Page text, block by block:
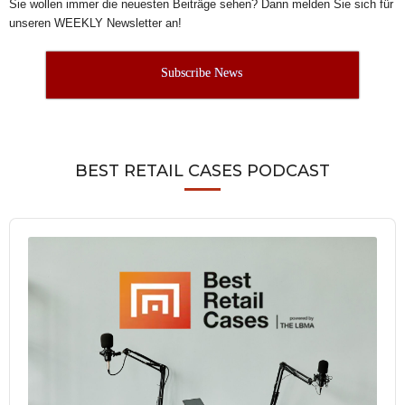
Sie wollen immer die neuesten Beiträge sehen? Dann melden Sie sich für
unseren WEEKLY Newsletter an!
Subscribe News
BEST RETAIL CASES PODCAST
Audio
Player